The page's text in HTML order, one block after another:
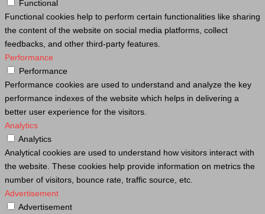
Functional
Functional cookies help to perform certain functionalities like sharing
the content of the website on social media platforms, collect
feedbacks, and other third-party features.
Performance
Performance
Performance cookies are used to understand and analyze the key
performance indexes of the website which helps in delivering a
better user experience for the visitors.
Analytics
Analytics
Analytical cookies are used to understand how visitors interact with
the website. These cookies help provide information on metrics the
number of visitors, bounce rate, traffic source, etc.
Advertisement
Advertisement